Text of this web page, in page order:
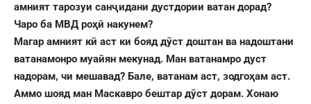
амният тарозуи санҷидани дустдории ватан дорад?
Чаро ба МВД роҳӣ накунем?
Магар амният кӣ аст ки бояд дӯст доштан ва надоштани
ватанамонро муайян мекунад. Ман ватанамро дуст
надорам, чи мешавад? Бале, ватанам аст, зодгоҳам аст.
Аммо шояд ман Маскавро бештар дӯст дорам. Хонаю